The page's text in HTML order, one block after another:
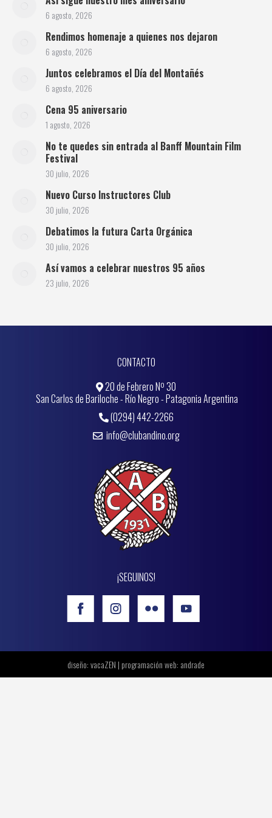
6 agosto, 2026
Rendimos homenaje a quienes nos dejaron
6 agosto, 2026
Juntos celebramos el Día del Montañés
6 agosto, 2026
Cena 95 aniversario
1 agosto, 2026
No te quedes sin entrada al Banff Mountain Film
Festival
30 julio, 2026
Nuevo Curso Instructores Club
30 julio, 2026
Debatimos la futura Carta Orgánica
30 julio, 2026
Así vamos a celebrar nuestros 95 años
23 julio, 2026
CONTACTO
20 de Febrero Nº 30
San Carlos de Bariloche - Río Negro - Patagonia Argentina
(0294) 442-2266
info@clubandino.org
¡SEGUINOS!
diseño: vacaZEN | programación web: andrade